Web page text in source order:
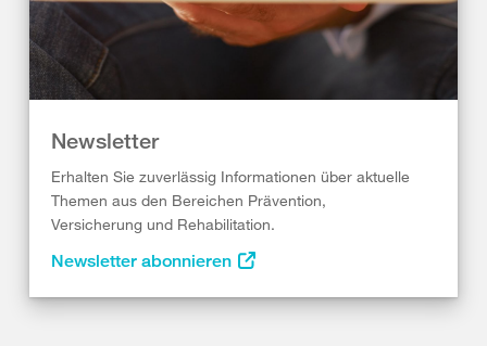
Newsletter
Erhalten Sie zuverlässig Informationen über aktuelle
Themen aus den Bereichen Prävention,
Versicherung und Rehabilitation.
Newsletter abonnieren